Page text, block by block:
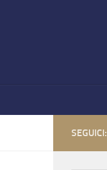
SEGUICI: